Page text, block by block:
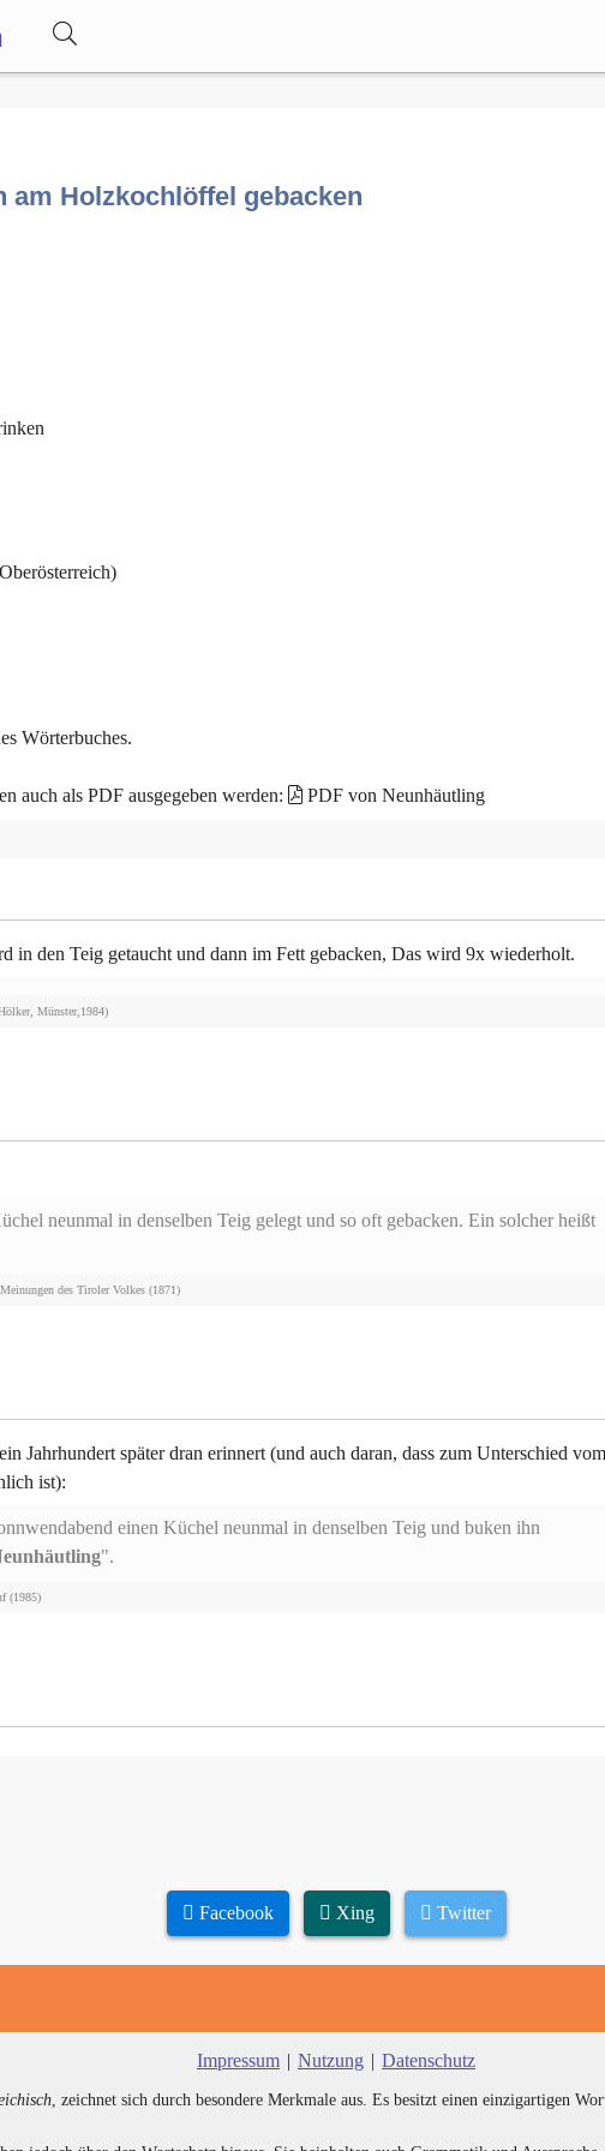
am Holzkochlöffel gebacken
Wörterbuches.
auch als PDF ausgegeben werden: PDF von Neunhäutling
in den Teig getaucht und dann im Fett gebacken, Das wird 9x wiederholt.
Münster,1984)
neunmal in denselben Teig gelegt und so oft gebacken. Ein solcher heißt
des Tiroler Volkes (1871)
Jahrhundert später dran erinnert (und auch daran, dass zum Unterschied vom
ist):
einen Küchel neunmal in denselben Teig und buken ihn
".
(1985)
Facebook Xing Twitter
Impressum | Nutzung | Datenschutz
, zeichnet sich durch besondere Merkmale aus. Es besitzt einen einzigartigen